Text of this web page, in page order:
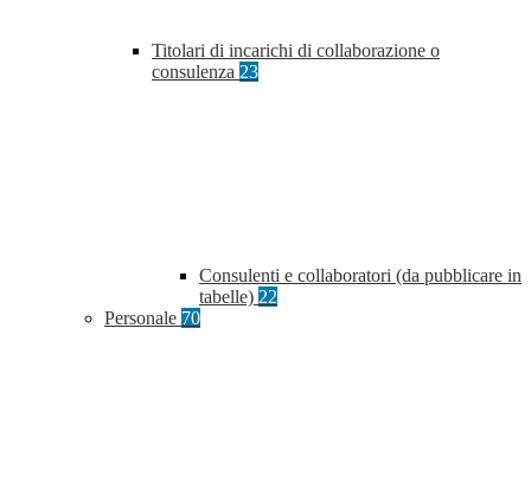
Titolari di incarichi di collaborazione o
consulenza 23
Consulenti e collaboratori (da pubblicare in
tabelle) 22
Personale 70